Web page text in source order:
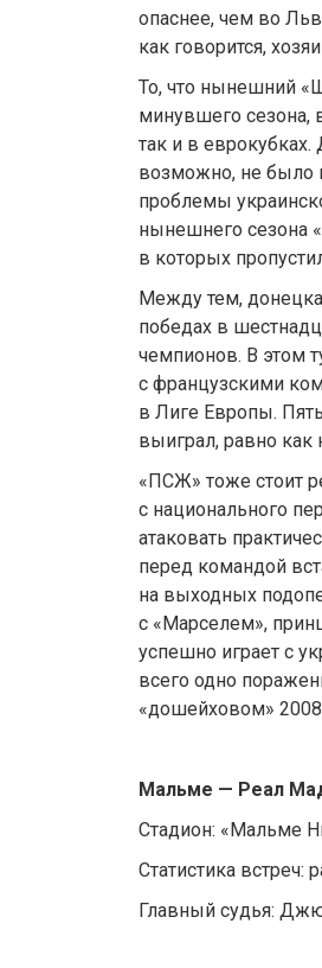
опаснее, чем во
как говорится,
То, что нынешний
минувшего сезона,
так и в
возможно, не было
проблемы
нынешнего сезона
в которых
Между тем,
победах в
чемпионов. В этом
с французскими
в Лиге Европы.
выиграл, равно как
«ПСЖ» тоже стоит
с национального
атаковать
перед командой
на выходных
с «Марселем»,
успешно играет с
всего одно
«дошейховом»
Мальме — Реал
Стадион: «Мальме
Статистика встреч:
Главный судья: